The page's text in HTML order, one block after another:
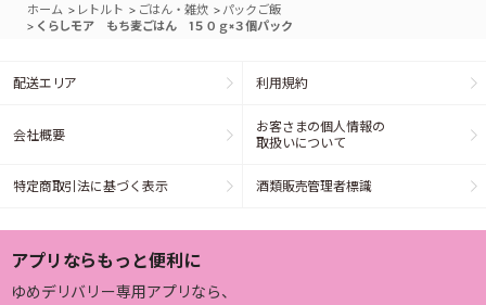
ホーム > レトルト > ごはん・雑炊 > パックご飯
> くらしモア もち麦ごはん 1５０ｇ×３個パック
配送エリア 利用規約
会社概要
お客さまの個人情報の
取扱いについて
特定商取引法に基づく表示 酒類販売管理者標識
アプリならもっと便利に
ゆめデリバリー専用アプリなら、